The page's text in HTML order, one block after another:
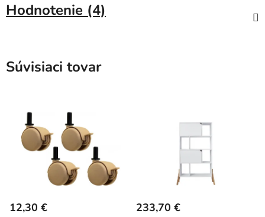
Hodnotenie (4)
Súvisiaci tovar
12,30 € 233,70 €